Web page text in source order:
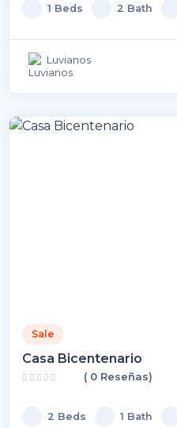
1 Beds 2 Bath
Luvianos
Sale
Casa Bicentenario
( 0 Reseñas)
2 Beds 1 Bath